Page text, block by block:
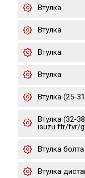
Втулка
Втулка
Втулка
Втулка
Втулка (25-
Втулка (32-
isuzu ftr/fvr/
Втулка
Втулка